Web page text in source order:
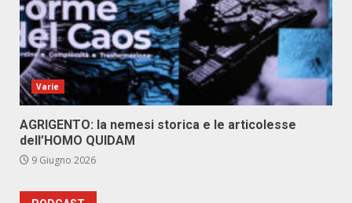
Varie
AGRIGENTO: la nemesi storica e le articolesse
dell’HOMO QUIDAM
9 Giugno 2026